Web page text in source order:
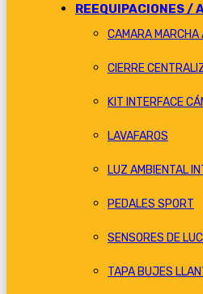
REEQUIPACIONES /
CAMARA MARCHA
CIERRE
KIT INTERFACE
LAVAFAROS
LUZ AMBIENTAL
PEDALES SPORT
SENSORES DE
TAPA BUJES